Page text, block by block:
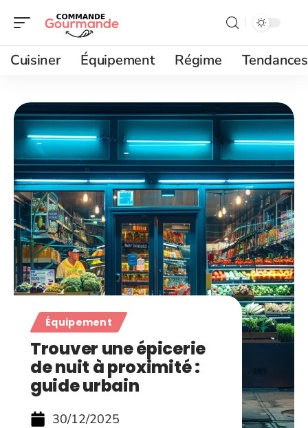
Cuisiner Équipement Régime Tendances
Équipement
Trouver une épicerie
de nuit à proximité :
guide urbain
30/12/2025